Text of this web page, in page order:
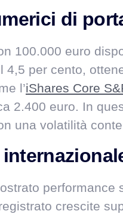
di
100.000 euro
4,5 per cento,
l’iShares Core
2.400 euro. In
una volatilità
crescite